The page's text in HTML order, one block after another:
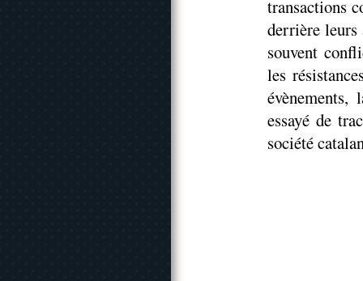
transactions
derrière leurs
souvent
les
essayé de
société